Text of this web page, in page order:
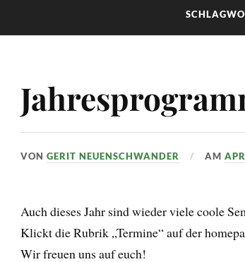
VONGERIT NEUENSCHWANDER AM
Auch dieses Jahr sind wieder viele coole
Klickt die Rubrik „Termine“ auf der
Wir freuen uns auf euch!